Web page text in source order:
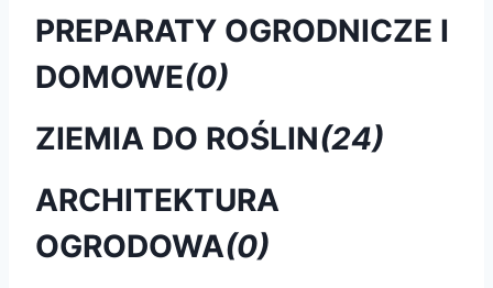
PREPARATY OGRODNICZE I
DOMOWE(0)
ZIEMIA DO ROŚLIN(24)
ARCHITEKTURA
OGRODOWA(0)